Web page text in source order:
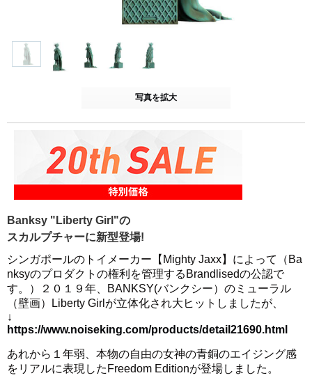
写真を拡大
Banksy "Liberty Girl"の
スカルプチャーに新型登場!
シンガポールのトイメーカー【Mighty Jaxx】によって（Ba
nksyのプロダクトの権利を管理するBrandlisedの公認で
す。）２０１９年、BANKSY(バンクシー）のミューラル
（壁画）Liberty Girlが立体化され大ヒットしましたが、
↓
https://www.noiseking.com/products/detail21690.html
あれから１年弱、本物の自由の女神の青銅のエイジング感
をリアルに表現したFreedom Editionが登場しました。